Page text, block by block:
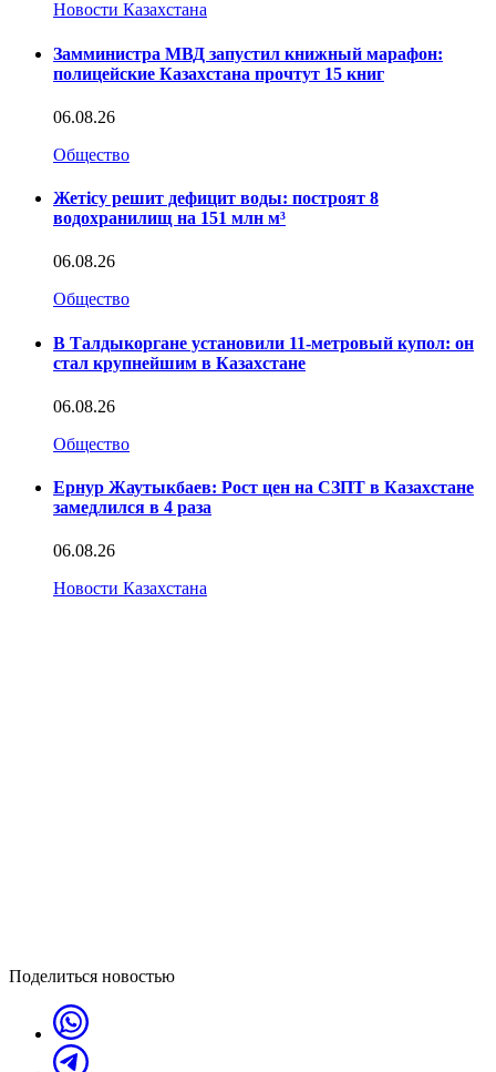
Новости Казахстана
Замминистра МВД запустил книжный марафон:
полицейские Казахстана прочтут 15 книг
06.08.26
Общество
Жетісу решит дефицит воды: построят 8
водохранилищ на 151 млн м³
06.08.26
Общество
В Талдыкоргане установили 11-метровый купол: он
стал крупнейшим в Казахстане
06.08.26
Общество
Ернур Жаутыкбаев: Рост цен на СЗПТ в Казахстане
замедлился в 4 раза
06.08.26
Новости Казахстана
Поделиться новостью